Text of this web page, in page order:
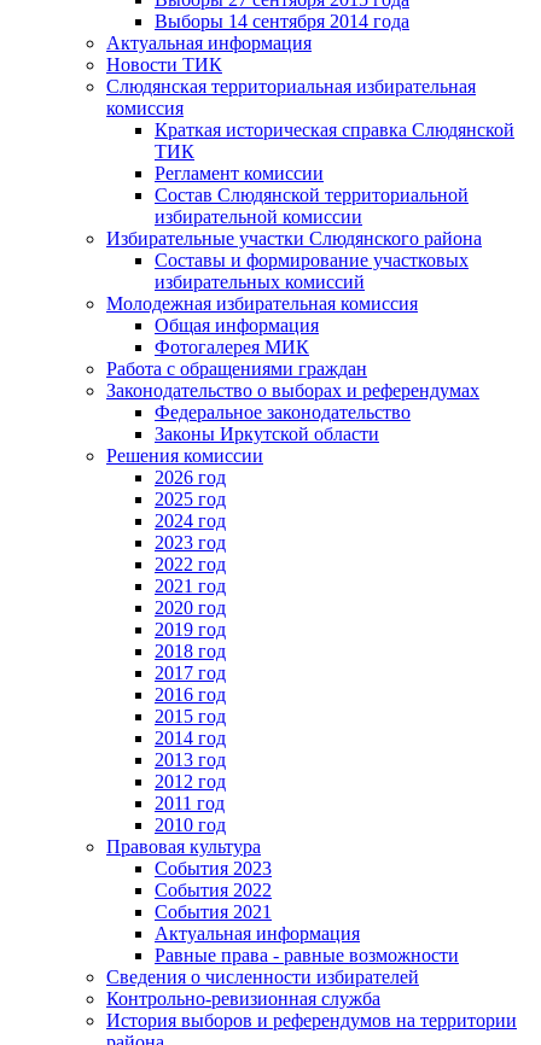
Выборы 14 сентября 2014 года
Актуальная информация
Новости ТИК
Слюдянская территориальная избирательная
комиссия
Краткая историческая справка Слюдянской
ТИК
Регламент комиссии
Состав Слюдянской территориальной
избирательной комиссии
Избирательные участки Слюдянского района
Составы и формирование участковых
избирательных комиссий
Молодежная избирательная комиссия
Общая информация
Фотогалерея МИК
Работа с обращениями граждан
Законодательство о выборах и референдумах
Федеральное законодательство
Законы Иркутской области
Решения комиссии
2026 год
2025 год
2024 год
2023 год
2022 год
2021 год
2020 год
2019 год
2018 год
2017 год
2016 год
2015 год
2014 год
2013 год
2012 год
2011 год
2010 год
Правовая культура
События 2023
События 2022
События 2021
Актуальная информация
Равные права - равные возможности
Сведения о численности избирателей
Контрольно-ревизионная служба
История выборов и референдумов на территории